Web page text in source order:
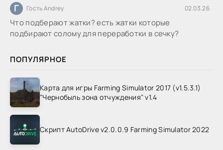
Г Гость Andrey 02.03.26
Что подберают жатки? есть жатки которые
подбирают солому для переработки в сечку?
ПОПУЛЯРНОЕ
Карта для игры Farming Simulator 2017 (v1.5.3.1)
"Чернобыль зона отчуждения" v1.4
Скрипт AutoDrive v2.0.0.9 Farming Simulator 2022